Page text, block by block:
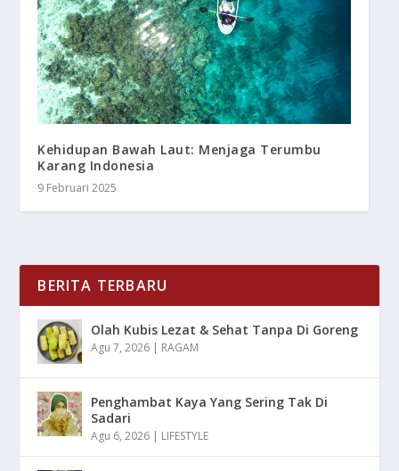
Kehidupan Bawah Laut: Menjaga Terumbu
Karang Indonesia
9 Februari 2025
BERITA TERBARU
Olah Kubis Lezat & Sehat Tanpa Di Goreng
Agu 7, 2026 | RAGAM
Penghambat Kaya Yang Sering Tak Di
Sadari
Agu 6, 2026 | LIFESTYLE